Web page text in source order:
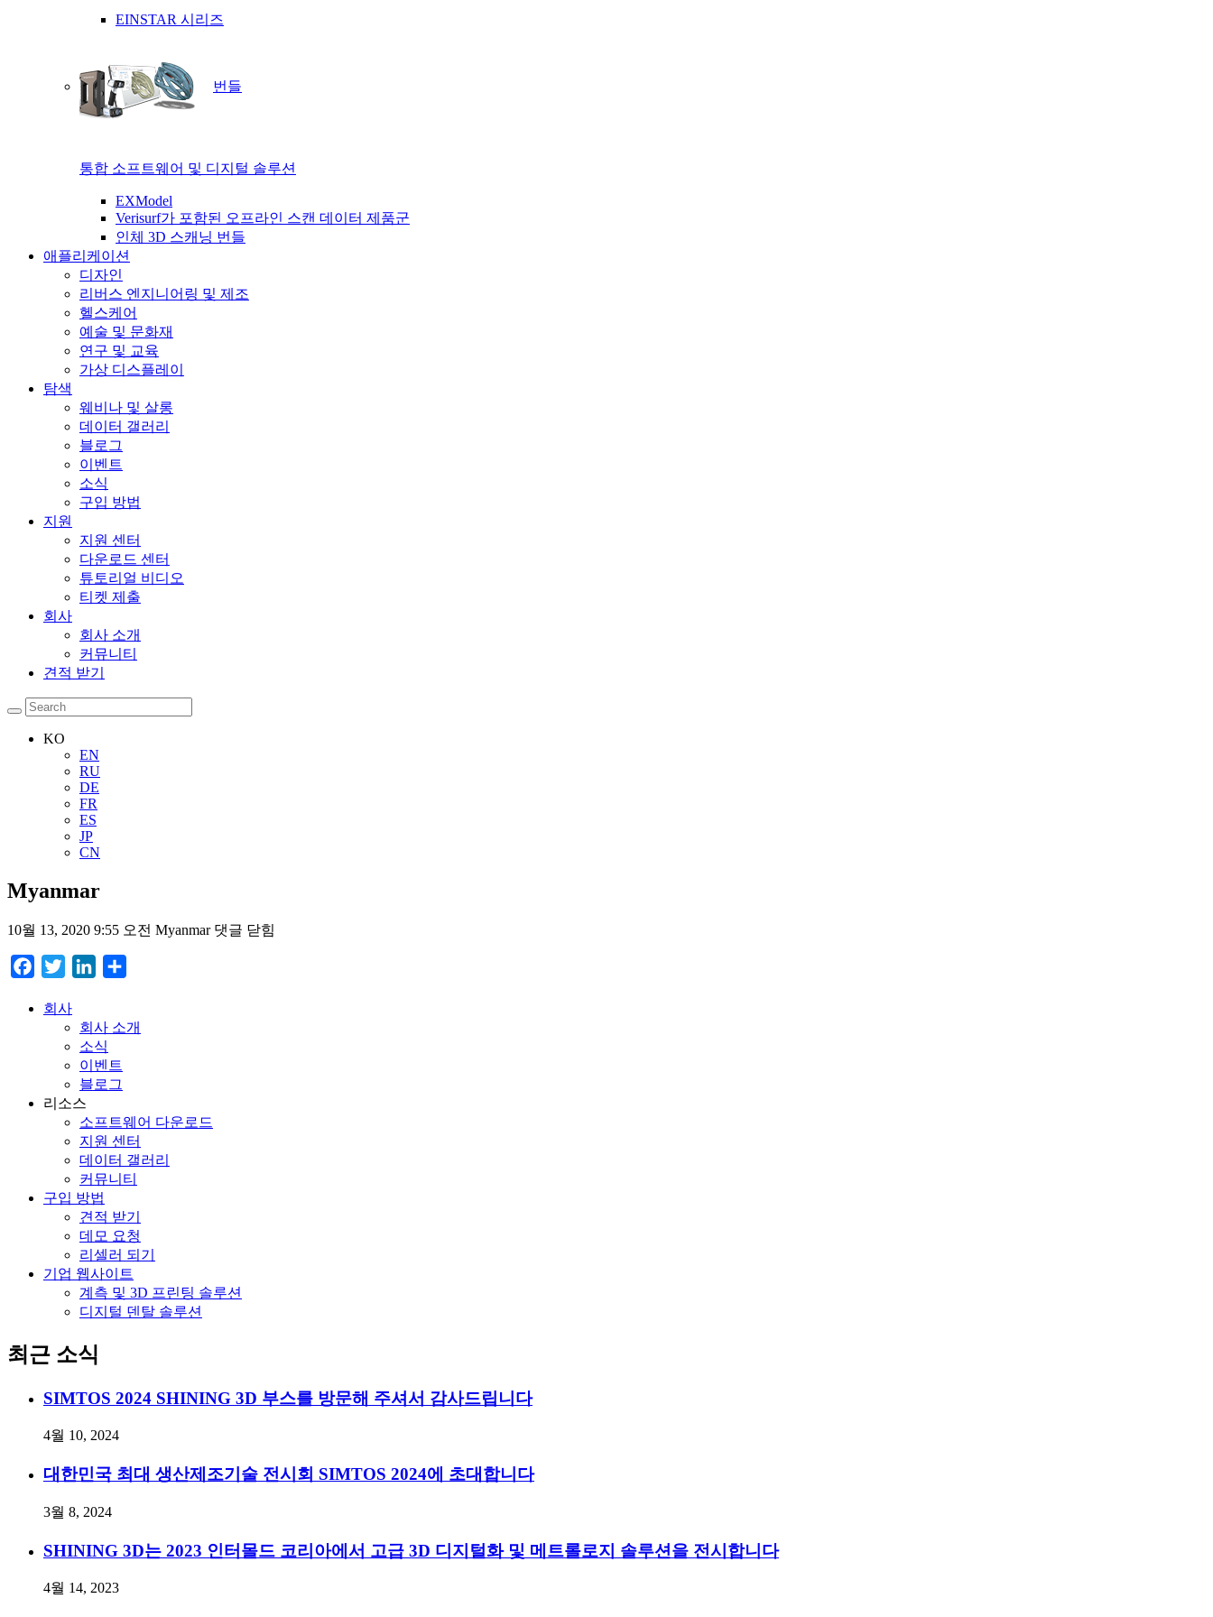
EINSTAR 시리즈
번들
통합 소프트웨어 및 디지털 솔루션
EXModel
Verisurf가 포함된 오프라인 스캔 데이터 제품군
인체 3D 스캐닝 번들
애플리케이션
디자인
리버스 엔지니어링 및 제조
헬스케어
예술 및 문화재
연구 및 교육
가상 디스플레이
탐색
웨비나 및 살롱
데이터 갤러리
블로그
이벤트
소식
구입 방법
지원
지원 센터
다운로드 센터
튜토리얼 비디오
티켓 제출
회사
회사 소개
커뮤니티
견적 받기
KO
EN
RU
DE
FR
ES
JP
CN
Myanmar
10월 13, 2020 9:55 오전 Myanmar댓글 닫힘
Facebook
Twitter LinkedIn
회사
회사 소개
소식
이벤트
블로그
리소스
소프트웨어 다운로드
지원 센터
데이터 갤러리
커뮤니티
구입 방법
견적 받기
데모 요청
리셀러 되기
기업 웹사이트
계측 및 3D 프린팅 솔루션
디지털 덴탈 솔루션
최근 소식
SIMTOS 2024 SHINING 3D 부스를 방문해 주셔서 감사드립니다
4월 10, 2024
대한민국 최대 생산제조기술 전시회 SIMTOS 2024에 초대합니다
3월 8, 2024
SHINING 3D는 2023 인터몰드 코리아에서 고급 3D 디지털화 및 메트롤로지 솔루션을 전시합니다
4월 14, 2023